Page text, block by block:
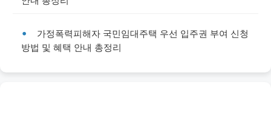
가정폭력피해자 국민임대주택 우선 입주권 부여 신청
방법 및 혜택 안내 총정리